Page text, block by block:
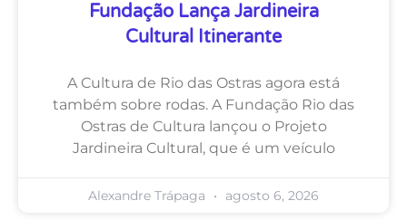
Fundação Lança Jardineira
Cultural Itinerante
A Cultura de Rio das Ostras agora está
também sobre rodas. A Fundação Rio das
Ostras de Cultura lançou o Projeto
Jardineira Cultural, que é um veículo
Alexandre Trápaga agosto 6, 2026